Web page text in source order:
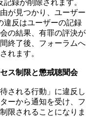
録が削除されます。
が見つかり、ユーザー
違反はユーザーの記録
の結果、有罪の評決が
終了後、フォーラムへ
れます。
ス制限と懲戒聴聞会
される行動」に違反し
ーから通知を受け、フ
限されることになりま